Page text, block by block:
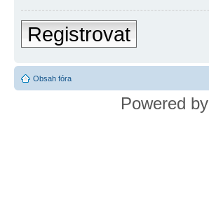
Registrovat
Obsah fóra
Powered by